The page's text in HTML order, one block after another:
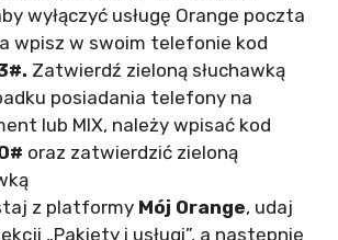
wyłączyć usługę Orange poczta
wpisz w swoim telefonie kod
Zatwierdź zieloną słuchawką
posiadania telefony na
lub MIX, należy wpisać kod
oraz zatwierdzić zieloną
z platformy Mój Orange, udaj
„Pakiety i usługi”, a następnie